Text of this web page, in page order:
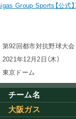
Group Sports【公式】
第92回都市対抗野球大会
2021年12月2日（木）
東京ドーム
チーム名
大阪ガス